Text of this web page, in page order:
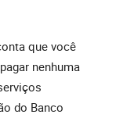
que você
nenhuma
do Banco